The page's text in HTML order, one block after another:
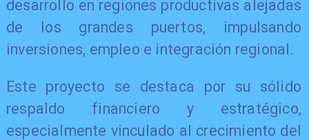
desarrollo en regiones productivas alejadas
de los grandes puertos, impulsando
inversiones, empleo e integración regional.
Este proyecto se destaca por su sólido
respaldo financiero y estratégico,
especialmente vinculado al crecimiento del